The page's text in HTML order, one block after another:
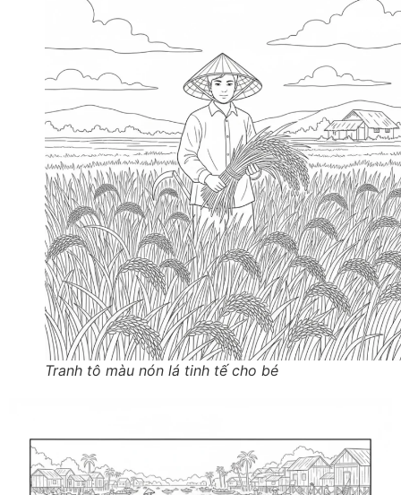
Tranh tô màu nón lá tinh tế cho bé